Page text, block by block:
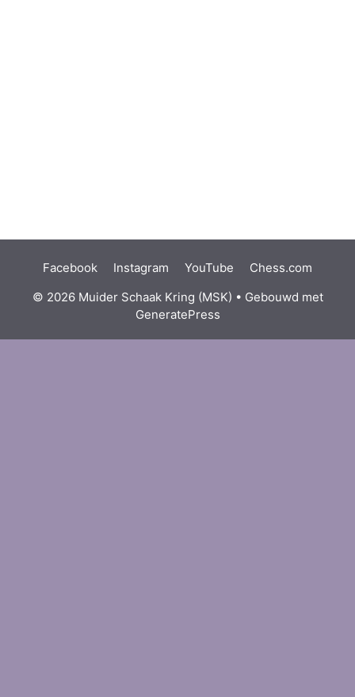
Facebook Instagram YouTube
Chess.com
© 2026 Muider Schaak Kring (MSK) • Gebouwd met
GeneratePress